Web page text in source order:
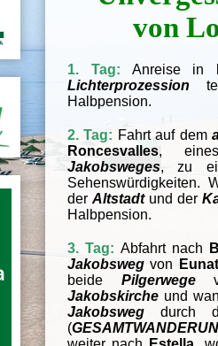
von
1. Tag: Anreise in
Lichterprozession
Halbpension.
2. Tag: Fahrt auf dem
Roncesvalles,
Jakobsweges,zu
Sehenswürdigkeiten.
der Altstadtund der
Halbpension.
3. Tag: Abfahrt nach
Jakobsweg von
beide Pilgerwege
Jakobskirche und
Jakobswegdurch
(